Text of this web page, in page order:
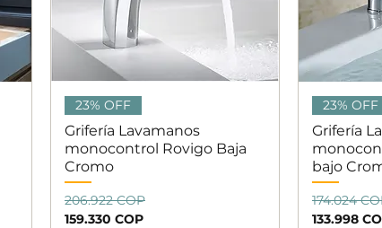
Vista rápida
23% OFF
Grifería Lavamanos
monocontrol Rovigo Baja
Cromo
Precio
206.922 COP
Precio de oferta
159.330 COP
23% OFF
Grifería
bajo
Precio
174.024
Precio de
133.998